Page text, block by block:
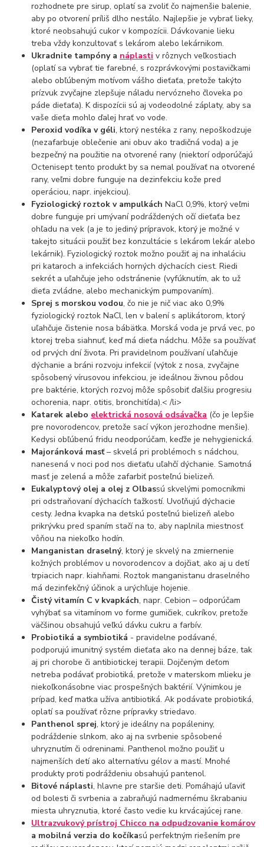
rozhodnete pre sirup, oplatí sa zvoliť čo najmenšie balenie,
aby po otvorení príliš dlho nestálo. Najlepšie je vybrať lieky,
ktoré neobsahujú cukor v kompozícii. Dávkovanie lieku
treba vždy konzultovať s lekárom alebo lekárnikom.
Ukradnite tampóny a náplasti v rôznych veľkostiach
(oplatí sa vybrať tie farebné, s rozprávkovými postavičkami
alebo obľúbeným motívom vášho dieťaťa, pretože takýto
prízvuk zvyčajne zlepšuje náladu nervózneho človeka po
páde dieťaťa). K dispozícii sú aj vodeodolné záplaty, aby sa
vaše dieťa mohlo ďalej hrať vo vode.
Peroxid vodíka v géli, ktorý nestéka z rany, nepoškodzuje
(nezafarbuje oblečenie ani obuv ako tradičná voda) a je
bezpečný na použitie na otvorené rany (niektorí odporúčajú
Octenisept tento produkt by sa nemal používať na otvorené
rany, veľmi dobre funguje na dezinfekciu kože pred
operáciou, napr. injekciou).
Fyziologický roztok v ampulkách NaCl 0,9%, ktorý veľmi
dobre funguje pri umývaní podráždených očí dieťaťa bez
ohľadu na vek (a je to jediný prípravok, ktorý je možné v
takejto situácii použiť bez konzultácie s lekárom lekár alebo
lekárnik). Fyziologický roztok možno použiť aj na inhaláciu
pri kataroch a infekciách horných dýchacích ciest. Riedi
sekrét a uľahčuje jeho odstránenie (vyfúknutím, ak to už
dieťa zvládne, alebo mechanickým pumpovaním).
Sprej s morskou vodou, čo nie je nič viac ako 0,9%
fyziologický roztok NaCl, len v balení s aplikátorom, ktorý
uľahčuje čistenie nosa bábätka. Morská voda je prvá vec, po
ktorej treba siahnuť, keď má dieťa nádchu. Môže sa používať
od prvých dní života. Pri pravidelnom používaní uľahčuje
dýchanie a bráni rozvoju infekcií (výtok z nosa, zvyčajne
spôsobený vírusovou infekciou, je ideálnou živnou pôdou
pre baktérie, ktorých rozvoj môže spôsobiť ďalšiu progresiu
ochorenia, napr. otitis, bronchitída).< /li>
Katarek alebo elektrická nosová odsávačka (čo je lepšie
pre novorodencov, pretože sací výkon jerozhodne menšie).
Kedysi obľúbenú fridu neodporúčam, keďže je nehygienická.
Majoránková masť– skvelá pri problémoch s nádchou,
nanesená v noci pod nos dieťaťu uľahčí dýchanie. Samotná
masť je zelená a môže zafarbiť posteľnú bielizeň.
Eukalyptový olej a olej z Olbassú skvelými pomocníkmi
pri odstraňovaní dýchacích ťažkostí. Uvoľňujú dýchacie
cesty. Jedna kvapka na detskú posteľnú bielizeň alebo
prikrývku pred spaním stačí na to, aby naplnila miestnosť
vôňou na niekoľko hodín.
Manganistan draselný, ktorý je skvelý na zmiernenie
kožných problémov u novorodencov a dojčiat, ako aj u detí
trpiacich napr. kiahňami. Roztok manganistanu draselného
má dezinfekčný účinok a urýchľuje hojenie.
Čistý vitamín C v kvapkách, napr. Cebion – odporúčam
vyhýbať sa vitamínom vo forme gumičiek, cukríkov, pretože
väčšinou obsahujú veľkú dávku cukru a farbív.
Probiotiká a symbiotiká - pravidelne podávané,
podporujú imunitný systém dieťaťa ako na dennej báze, tak
aj pri chorobe či antibiotickej terapii. Dojčeným deťom
netreba podávať probiotiká, pretože v materskom mlieku je
niekoľkonásobne viac prospešných baktérií. Výnimkou je
prípad, keď matka užíva antibiotiká. Ak podávate probiotiká,
oplatí sa používať rôzne prípravky striedavo.
Panthenol sprej, ktorý je ideálny na popáleniny,
podráždenie slnkom, ako aj na svrbenie spôsobené
uhryznutím či odreninami. Panthenol možno použiť u
najmenších detí ako alternatívu gélov a mastí. Mnohé
produkty proti podráždeniu obsahujú pantenol.
Bitové náplasti, hlavne pre staršie deti. Pomáhajú uľaviť
od bolesti či svrbenia a zabraňujú nadmernému škrabaniu
miesta uhryznutia, ktoré často vedie ku krvácajúcej rane.
Ultrazvukový prístroj Chicco na odpudzovanie komárov
a mobilná verzia do kočíkasú perfektným riešením pre